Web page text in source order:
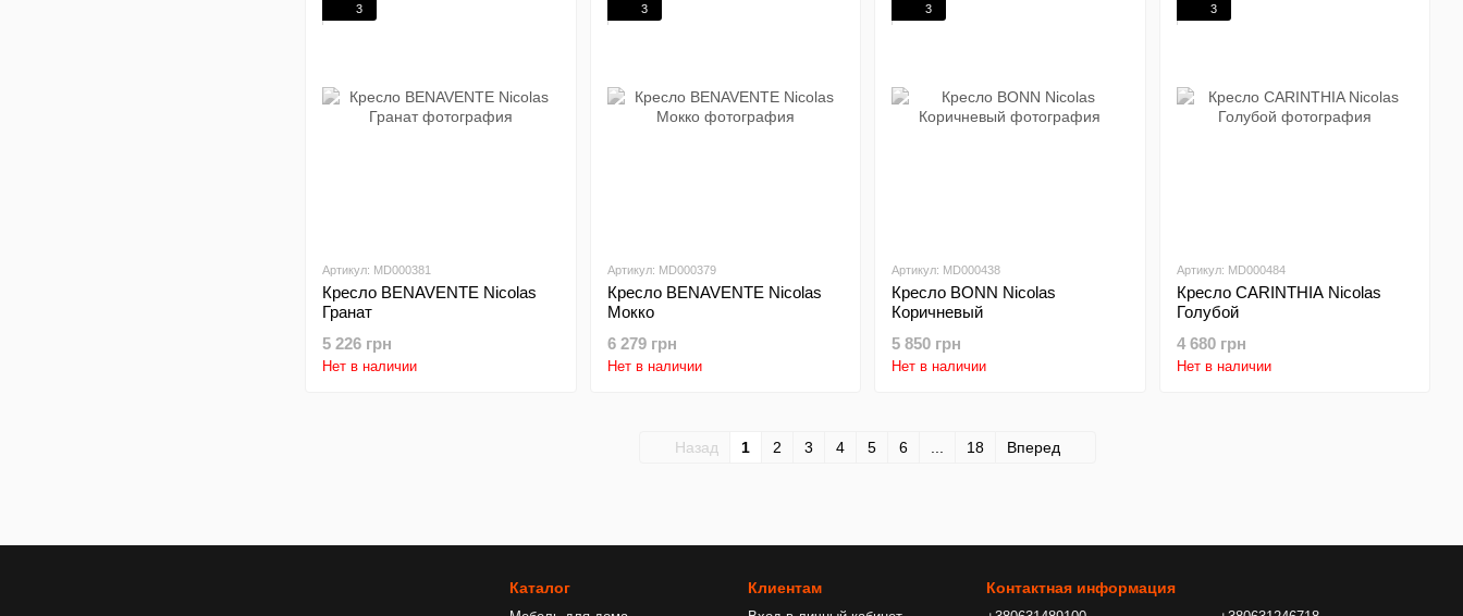
3
Артикул: MD000381
Кресло BENAVENTE Nicolas
Гранат
5 226 грн
Нет в наличии
3
Артикул: MD000379
Кресло BENAVENTE Nicolas
Мокко
6 279 грн
Нет в наличии
3
Артикул: MD000438
Кресло BONN Nicolas
Коричневый
5 850 грн
Нет в наличии
3
Артикул: MD000484
Кресло CARINTHIA Nicolas
Голубой
4 680 грн
Нет в наличии
Назад 1 2 3 4 5 6 18 Вперед
Каталог Клиентам Контактная информация